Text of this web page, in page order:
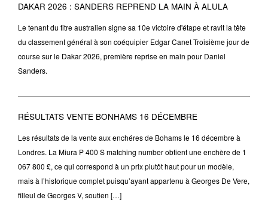
DAKAR 2026 : SANDERS REPREND LA MAIN À ALULA
Le tenant du titre australien signe sa 10e victoire d'étape et ravit la tête
du classement général à son coéquipier Edgar Canet Troisième jour de
course sur le Dakar 2026, première reprise en main pour Daniel
Sanders.
RÉSULTATS VENTE BONHAMS 16 DÉCEMBRE
Les résultats de la vente aux enchéres de Bohams le 16 décembre à
Londres. La Miura P 400 S matching number obtient une enchère de 1
067 800 £, ce qui correspond à un prix plutôt haut pour un modèle,
mais à l’historique complet puisqu’ayant appartenu à Georges De Vere,
filleul de Georges V, soutien […]